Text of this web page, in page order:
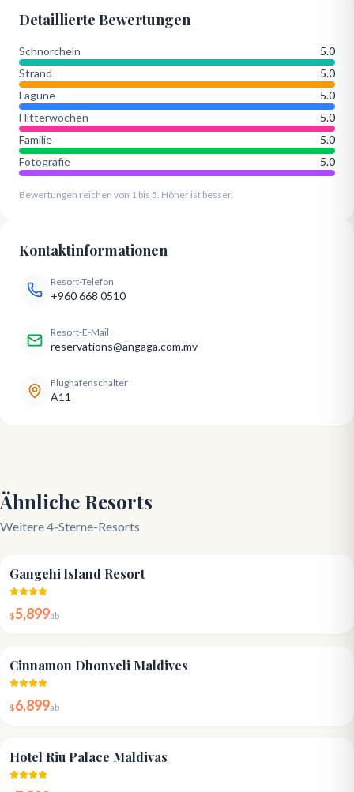
Detaillierte Bewertungen
Schnorcheln
5.0
Strand
5.0
Lagune
5.0
Flitterwochen
5.0
Familie
5.0
Fotografie
5.0
Bewertungen reichen von 1 bis 5. Höher ist besser.
Kontaktinformationen
Resort-Telefon
+960 668 0510
Resort-E-Mail
reservations@angaga.com.mv
Flughafenschalter
A11
Ähnliche Resorts
Weitere 4-Sterne-Resorts
Gangehi lsland Resort
$5,899ab
Cinnamon Dhonveli Maldives
$6,899ab
Hotel Riu Palace Maldivas